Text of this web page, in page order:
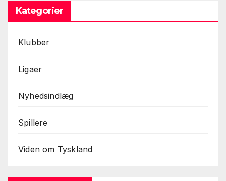
Kategorier
Klubber
Ligaer
Nyhedsindlæg
Spillere
Viden om Tyskland